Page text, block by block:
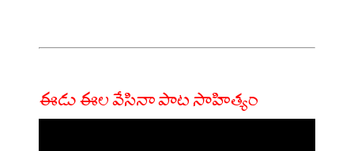
ఈడు ఈల వేసినా పాట సాహిత్యం